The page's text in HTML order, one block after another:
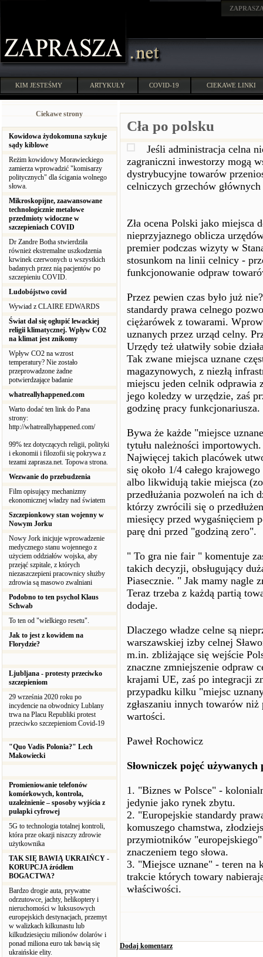
KIM JESTEŚMY ARTYKUŁY COVID-19 CIEKAWE LINKI
Ciekawe strony
Kowidowa żydokomuna szykuje
sądy kiblowe
Reżim kowidowy Morawieckiego
zamierza wprowadzić "komisarzy
politycznych" dla ścigania wolnego
słowa.
Mikroskopijne, zaawansowane
technologicznie metalowe
przedmioty widoczne w
szczepieniach COVID
Dr Zandre Botha stwierdziła
również ekstremalne uszkodzenia
krwinek czerwonych u wszystkich
badanych przez nią pacjentów po
szczepieniu COVID.
Ludobójstwo covid
Wywiad z CLAIRE EDWARDS
Świat dał się ogłupić lewackiej
religii klimatycznej. Wpływ CO2
na klimat jest znikomy
Wpływ CO2 na wzrost
temperatury? Nie zostało
przeprowadzone żadne
potwierdzające badanie
whatreallyhappened.com
Warto dodać ten link do Pana
strony:
http://whatreallyhappened.com/
99% tez dotyczących religii, polityki
i ekonomii i filozofii się pokrywa z
tezami zaprasza.net. Topowa strona.
Wezwanie do przebudzenia
Film opisujący mechanizmy
ekonomicznej władzy nad światem
Szczepionkowy stan wojenny w
Nowym Jorku
Nowy Jork inicjuje wprowadzenie
medycznego stanu wojennego z
użyciem oddziałów wojska, aby
przejąć szpitale, z których
niezaszczepieni pracownicy służby
zdrowia są masowo zwalniani
Podobno to ten psychol Klaus
Schwab
To ten od "wielkiego resetu".
Jak to jest z kowidem na
Florydzie?
Ljubljana - protesty przeciwko
szczepieniom
29 września 2020 roku po
incydencie na obwodnicy Lublany
trwa na Placu Republiki protest
przeciwko szczepieniom Covid-19
"Quo Vadis Polonia?" Lech
Makowiecki
Promieniowanie telefonów
komórkowych, kontrola,
uzależnienie – sposoby wyjścia z
pułapki cyfrowej
5G to technologia totalnej kontroli,
która prze okazji niszczy zdrowie
użytkownika
TAK SIĘ BAWIĄ UKRAIŃCY -
KORUPCJA źródłem
BOGACTWA?
Bardzo drogie auta, prywatne
odrzutowce, jachty, helikoptery i
nieruchomości w luksusowych
europejskich destynacjach, przemyt
w walizkach kilkunastu lub
kilkudziesięciu milionów dolarów i
ponad miliona euro tak bawią się
ukraińskie elity.
Cła po polsku
Jeśli administracja celna
zagraniczni inwestorzy mogą
dystrybucyjne towarów
celniczych grzechów
Zła ocena Polski jako miejsca
nieprzyjaznego oblicza
premier podczas wizyty w
stosunkom na linii celnicy -
funkcjonowanie odpraw
Przez pewien czas było już
standardy prawa celnego
ciężarówek z towarami.
uznanych przez urząd celny.
Urzędy też ułatwiły sobie
Tak zwane miejsca uznane
magazynowych, z niezłą
miejscu jeden celnik
jego koledzy w urzędzie, zaś
godzinę pracy funkcjonariusza.
Bywa że każde "miejsce
tytułu należności importowych.
Najwięcej takich placówek
się około 1/4 całego
albo likwidują takie miejsca
przedłużania pozwoleń na ich
którzy zwrócili się o
miesięcy przed wygaśnięciem
parę dni przed "godziną zero".
" To gra nie fair " komentuje
takich decyzji, obsługujący
Piasecznie. " Jak mamy nagle
Teraz trzeba z każdą partią
dodaje.
Dlaczego władze celne są
warszawskiej izby celnej
m.in. zbliżające się wejście
znaczne zmniejszenie odpraw
krajami UE, zaś po integracji
przypadku kilku "miejsc
zgłaszaniu innych towarów
wartości.
Paweł Rochowicz
Słowniczek pojęć
1. "Biznes w Polsce" -
jedynie jako rynek zbytu.
2. "Europejskie standardy
komuszego chamstwa,
przymiotników
znaczeniem tego słowa.
3. "Miejsce uznane" - teren na
trakcie których towary
właściwości.
Dodaj komentarz